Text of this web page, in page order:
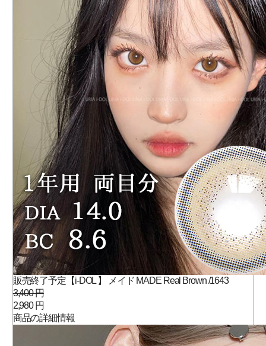
販売終了予定【i-DOL 】 メイド MADE Real Brown /1643
3,400 円
2,980 円
商品の詳細情報